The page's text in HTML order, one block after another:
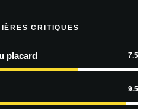
articles par e-mail.
En savoir
CRITIQUES
placard 7.5
9.5